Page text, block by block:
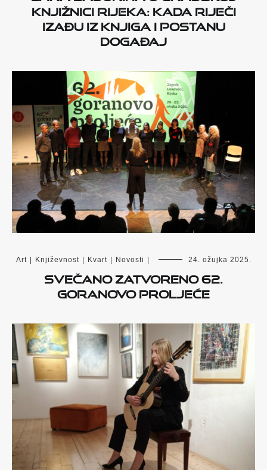
knjižnici Rijeka: kada riječi
izađu iz knjiga i postanu
događaj
Art | Književnost | Kvart | Novosti | 24. ožujka 2025.
Svečano zatvoreno 62.
Goranovo proljeće